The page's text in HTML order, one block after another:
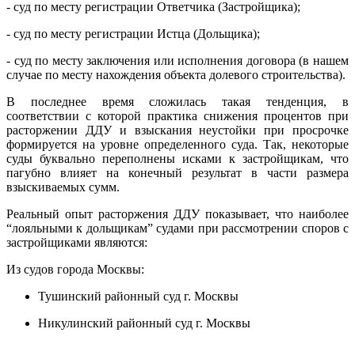
- суд по месту регистрации Ответчика (Застройщика);
- суд по месту регистрации Истца (Дольщика);
- суд по месту заключения или исполнения договора (в нашем
случае по месту нахождения объекта долевого строительства).
В последнее время сложилась такая тенденция, в
соответствии с которой практика снижения процентов при
расторжении ДДУ и взыскания неустойки при просрочке
формируется на уровне определенного суда. Так, некоторые
суды буквально переполнены исками к застройщикам, что
пагубно влияет на конечный результат в части размера
взыскиваемых сумм.
Реальный опыт расторжения ДДУ показывает, что наиболее
“лояльными к дольщикам” судами при рассмотрении споров с
застройщиками являются:
Из судов города Москвы:
Тушинский районный суд г. Москвы
Никулинский районный суд г. Москвы